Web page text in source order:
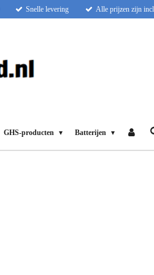
Snelle levering Alle prijzen zijn
GHS-producten Batterijen